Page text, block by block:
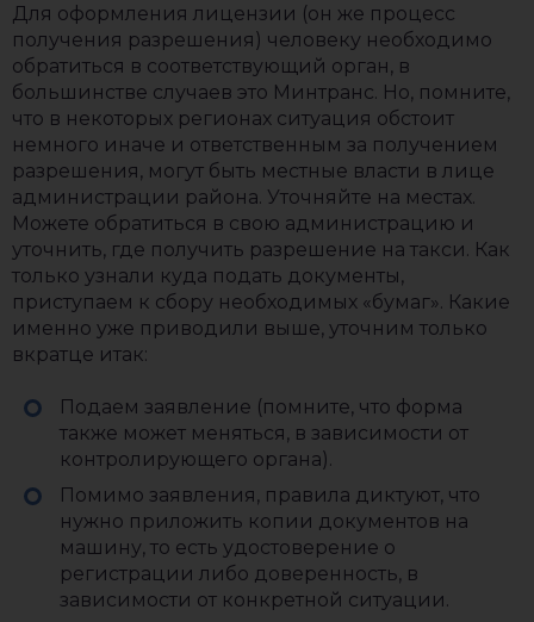
Для оформления лицензии (он же процесс
получения разрешения) человеку необходимо
обратиться в соответствующий орган, в
большинстве случаев это Минтранс. Но, помните,
что в некоторых регионах ситуация обстоит
немного иначе и ответственным за получением
разрешения, могут быть местные власти в лице
администрации района. Уточняйте на местах.
Можете обратиться в свою администрацию и
уточнить, где получить разрешение на такси. Как
только узнали куда подать документы,
приступаем к сбору необходимых «бумаг». Какие
именно уже приводили выше, уточним только
вкратце итак:
Подаем заявление (помните, что форма
также может меняться, в зависимости от
контролирующего органа).
Помимо заявления, правила диктуют, что
нужно приложить копии документов на
машину, то есть удостоверение о
регистрации либо доверенность, в
зависимости от конкретной ситуации.